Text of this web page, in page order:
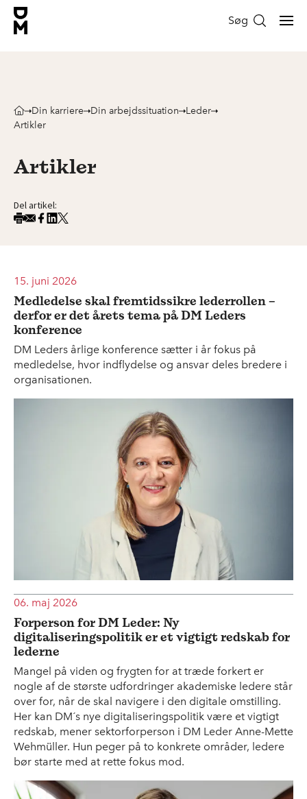
Søg
Din karriere Din arbejdssituation
Leder
Artikler
Artikler
Del artikel:
15. juni 2026
Medledelse skal fremtidssikre lederrollen –
derfor er det årets tema på DM Leders
konference
DM Leders årlige konference sætter i år fokus på
medledelse, hvor indflydelse og ansvar deles bredere i
organisationen.
06. maj 2026
Forperson for DM Leder: Ny
digitaliseringspolitik er et vigtigt redskab for
lederne
Mangel på viden og frygten for at træde forkert er
nogle af de største udfordringer akademiske ledere står
over for, når de skal navigere i den digitale omstilling.
Her kan DM´s nye digitaliseringspolitik være et vigtigt
redskab, mener sektorforperson i DM Leder Anne-Mette
Wehmüller. Hun peger på to konkrete områder, ledere
bør starte med at rette fokus mod.